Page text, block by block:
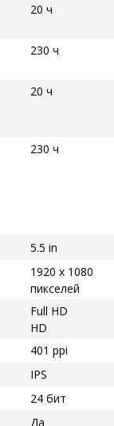
20 ч
230 ч
20 ч
230 ч
5.5 in
1920 x 1080
пикселей
Full HD
HD
401 ppi
IPS
24 бит
Да